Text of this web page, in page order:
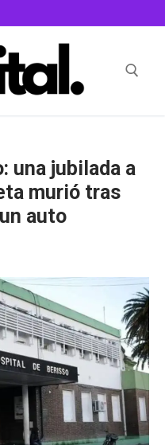
una jubilada a
murió tras
auto